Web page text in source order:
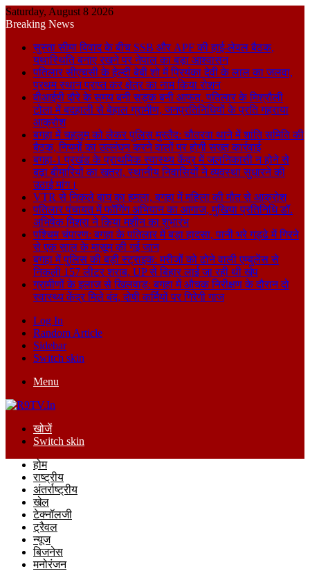
Saturday, August 8 2026
Breaking News
सुस्ता सीमा विवाद के बीच SSB और APF की हाई-लेवल बैठक,
यथास्थिति बनाए रखने पर नेपाल का बड़ा आश्वासन
पतिलार सीएचसी के हेल्दी बेबी शो में प्रियंका देवी के लाल का जलवा,
प्रथम स्थान प्राप्त कर क्षेत्र का नाम किया रोशन
वीआईपी दौरे के समय बनी सड़क बनी आफत, पतिलार के मिश्रौली
टोला में बदहाली से बेहाल ग्रामीण, जनप्रतिनिधियों के प्रति गहराया
आक्रोश
बगहा में चहलूम को लेकर पुलिस मुस्तैद: चौतरवा थाने में शांति समिति की
बैठक, नियमों का उल्लंघन करने वालों पर होगी सख्त कार्रवाई
बगहा-1 प्रखंड के प्राथमिक स्वास्थ्य केंद्र में जलनिकासी न होने से
बढ़ा बीमारियों का खतरा, स्थानीय निवासियों ने व्यवस्था सुधारने की
उठाई मांग।
VTR से निकले बाघ का हमला, बगहा में महिला की मौत से आक्रोश
पतिलार पंचायत में फॉगिंग अभियान का आगाज, मुखिया प्रतिनिधि डॉ.
अभिषेक मिश्रा ने किया मशीन का शुभारंभ
पश्चिम चंपारण: बगहा के पतिलार में बड़ा हादसा, पानी भरे गड्ढे में गिरने
से एक साल के मासूम की गई जान
बगहा में पुलिस की बड़ी स्ट्राइक: मरीजों को ढोने वाली एम्बुलेंस से
निकली 157 लीटर शराब, UP से बिहार लाई जा रही थी खेप
ग्रामीणों के इलाज से खिलवाड़: बगहा में औचक निरीक्षण के दौरान दो
स्वास्थ्य केंद्र मिले बंद, दोषी कर्मियों पर गिरेगी गाज
Log In
Random Article
Sidebar
Switch skin
Menu
खोजें
Switch skin
होम
राष्ट्रीय
अंतर्राष्ट्रीय
खेल
टेक्नॉलजी
ट्रैवल
न्यूज
बिजनेस
मनोरंजन